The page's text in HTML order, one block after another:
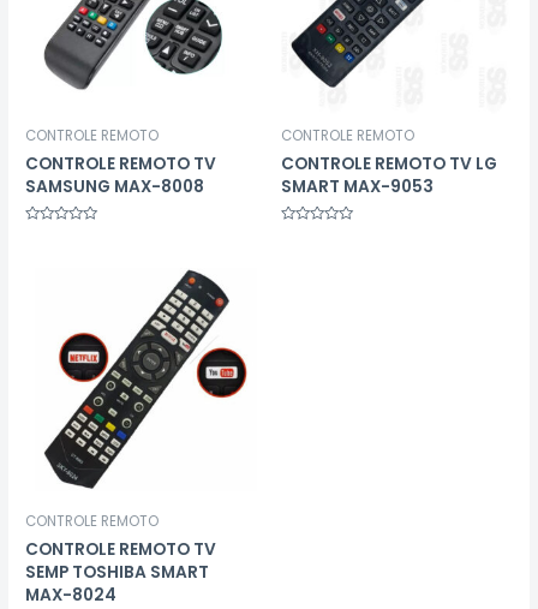
CONTROLE REMOTO
CONTROLE REMOTO TV
SAMSUNG MAX-8008
CONTROLE REMOTO
CONTROLE REMOTO TV LG
SMART MAX-9053
CONTROLE REMOTO
CONTROLE REMOTO TV
SEMP TOSHIBA SMART
MAX-8024